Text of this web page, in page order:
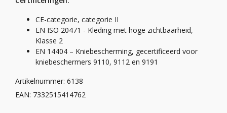
CE-categorie, categorie II
EN ISO 20471 - Kleding met hoge zichtbaarheid,
Klasse 2
EN 14404 – Kniebescherming, gecertificeerd voor
kniebeschermers 9110, 9112 en 9191
Artikelnummer: 6138
EAN: 7332515414762